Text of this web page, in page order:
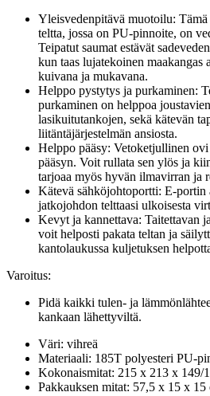
Yleisvedenpitävä muotoilu:
teltta, jossa on PU-pinnoite, on
Teipatut saumat estävät
kun taas lujatekoinen maakangas
kuivana ja mukavana.
Helppo pystytys ja purkaminen:
purkaminen on helppoa
lasikuitutankojen, sekä kätevän
liitäntäjärjestelmän ansiosta.
Helppo pääsy: Vetoketjullinen
pääsyn. Voit rullata sen ylös ja
tarjoaa myös hyvän ilmavirran ja
Kätevä sähköjohtoportti: E-
jatkojohdon telttaasi ulkoisesta
Kevyt ja kannettava: Taitettavan
voit helposti pakata teltan ja
kantolaukussa kuljetuksen
Varoitus:
Pidä kaikki tulen- ja
kankaan lähettyviltä.
Väri: vihreä
Materiaali: 185T polyesteri PU-
Kokonaismitat: 215 x 213 x 149/
Pakkauksen mitat: 57,5 x 15 x